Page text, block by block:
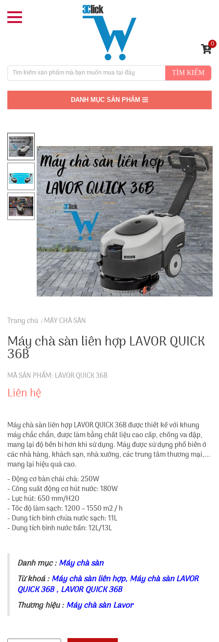
TÌM KIẾM
0
DANH MỤC SẢN PHẨM
Trang chủ MÁY CHÀ SÀN
Máy chà sàn liên hợp LAVOR QUICK
36B
MÃ SẢN PHẨM: LAVOR QUICK 36B
Liên hệ
Máy chà sàn liên hợp LAVOR QUICK 36B được thiết kế với khung
máy chắc chắn, được làm bằng chất liệu cao cấp, chống va đập,
mang lại độ bền bỉ hơn khi sử dụng. Máy được sử dụng phổ biến ở
các nhà hàng, khách sạn, nhà xưởng, các trung tâm thương mại,...
mang lại hiệu quả cao.
- Động cơ bàn chải chà: 250W
- Công suất động cơ hút nước: 180W
- Lực hút: 650 mm/H2O
- Tốc độ làm sạch: 1200 – 1550 m2 / h
- Dung tích bình chứa nước sạch: 11L
- Dung tích bình nước bẩn: 12L/13L
Danh mục :Máy chà sàn
Từ khoá :Máy chà sàn liên hợp, Máy chà sàn LAVOR
QUICK 36B, LAVOR QUICK 36B
Thương hiệu :Máy chà sàn Lavor